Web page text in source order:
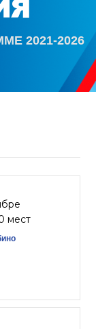
2021-2026
мест